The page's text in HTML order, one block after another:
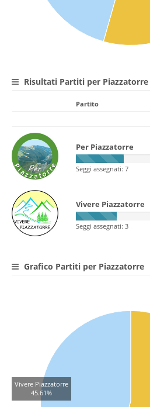
Risultati Partiti per Piazzatorre
Partito
Per Piazzatorre
Seggi assegnati: 7
Vivere Piazzatorre
Seggi assegnati: 3
Grafico Partiti per Piazzatorre
Vivere Piazzatorre
45.61%